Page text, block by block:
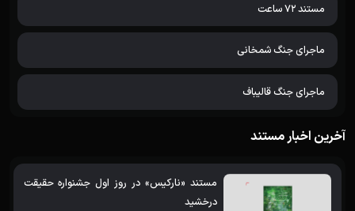
مستند 72 ساعت
ماجرای جنگ شمخانی
ماجرای جنگ قالیباف
آخرین اخبار مستند
مستند «نارکیس» در روز اول جشنواره حقیقت
درخشید